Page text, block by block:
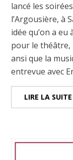
lancé les
l’Argousière, à
idée qu’on a
pour le théâtre,
ansi que la
entrevue avec
LIRE LA SUITE